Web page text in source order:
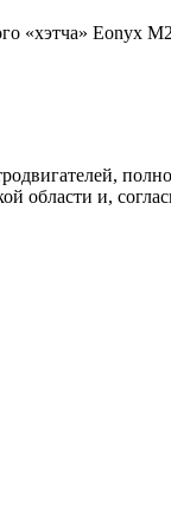
Eonyx
области и,